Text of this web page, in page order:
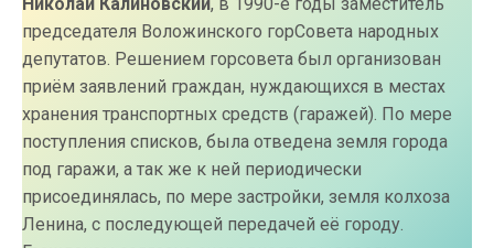
председателя Воложинского горСовета народных
депутатов. Решением горсовета был организован
приём заявлений граждан, нуждающихся в местах
хранения транспортных средств (гаражей). По мере
поступления списков, была отведена земля города
под гаражи, а так же к ней периодически
присоединялась, по мере застройки, земля колхоза
Ленина, с последующей передачей её городу.